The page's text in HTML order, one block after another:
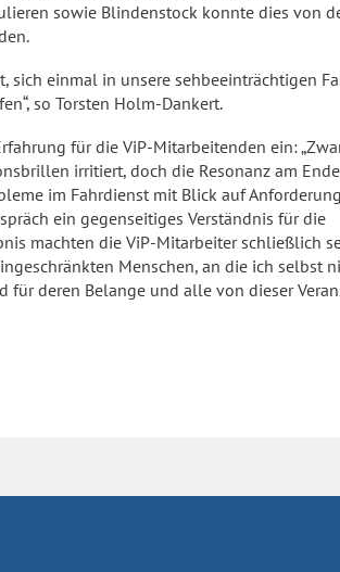
sowie Blindenstock konnte dies von
sich einmal in unsere sehbeeinträchtigen
so Torsten Holm-Dankert.
für die ViP-Mitarbeitenden ein:
irritiert, doch die Resonanz am
im Fahrdienst mit Blick auf
ein gegenseitiges Verständnis für die
machten die ViP-Mitarbeiter schließlich
Menschen, an die ich selbst
für deren Belange und alle von dieser